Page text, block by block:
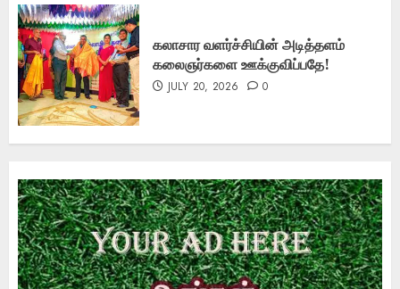
கலாசார வளர்ச்சியின் அடித்தளம்
கலைஞர்களை ஊக்குவிப்பதே!
JULY 20, 2026 0